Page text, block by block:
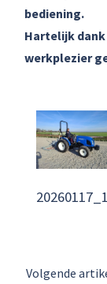
bediening.
Hartelijk
werkplezier
Volgende